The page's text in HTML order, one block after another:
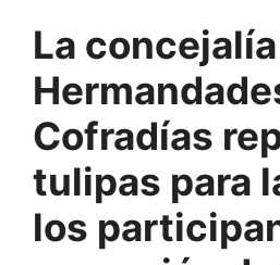
La
Cofradías
tulipas para
los